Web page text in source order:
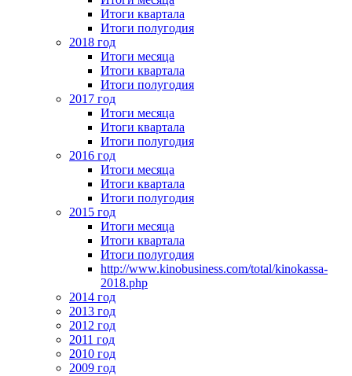
Итоги квартала
Итоги полугодия
2018 год
Итоги месяца
Итоги квартала
Итоги полугодия
2017 год
Итоги месяца
Итоги квартала
Итоги полугодия
2016 год
Итоги месяца
Итоги квартала
Итоги полугодия
2015 год
Итоги месяца
Итоги квартала
Итоги полугодия
http://www.kinobusiness.com/total/kinokassa-
2018.php
2014 год
2013 год
2012 год
2011 год
2010 год
2009 год